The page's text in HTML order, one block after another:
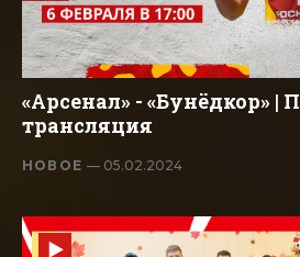
«Арсенал» - «Бунёдкор» |
трансляция
НОВОЕ— 05.02.2024